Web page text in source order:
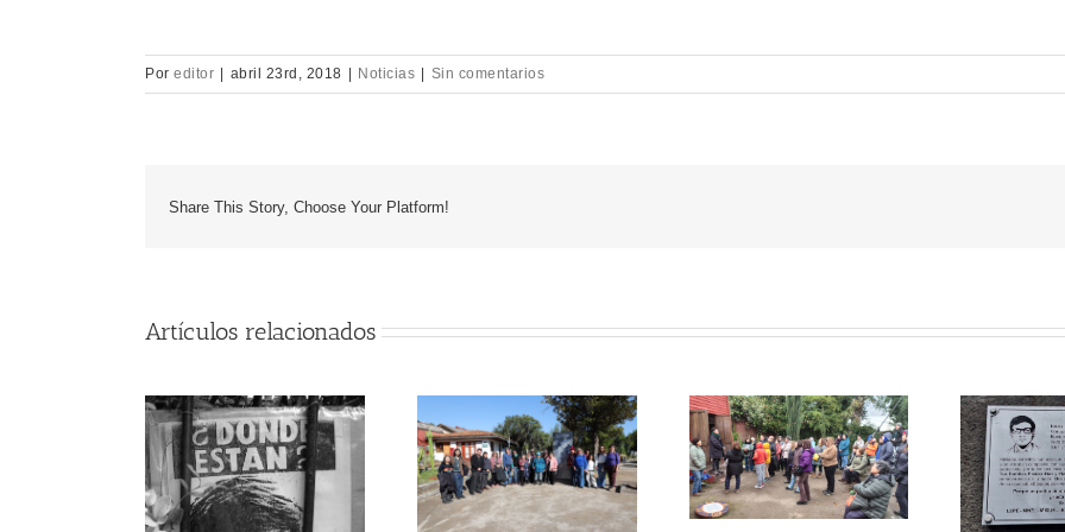
Por editor abril 23rd, 2018 Noticias Sin comentarios
Share This Story, Choose Your Platform!
Artículos relacionados
ORGANIZACIONES
SOCIALES Y DE DDHH
DE VALPARAÍSO
REALIZAN EMOTIVA
RUTA DE MEMORIA
DELEGACIÓN DE
ADULTOS MAYORES
DE PUDAHUEL VISITA
VILLA GRIMALDI EN
RECORRIDO
PEDAGÓGICO
VILLA GRIMALDI
ABRAZA LA MEMORIA
Y LA HISTORIA
SIEMBRE PRESENTE